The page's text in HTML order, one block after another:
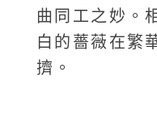
曲同工之妙。
白的薔薇在繁
擠。